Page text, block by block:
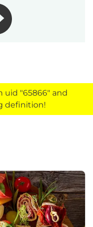
"65866" and
definition!